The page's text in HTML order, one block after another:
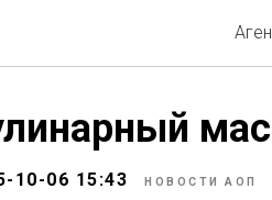
10-06 15:43 НОВОСТИ АОП